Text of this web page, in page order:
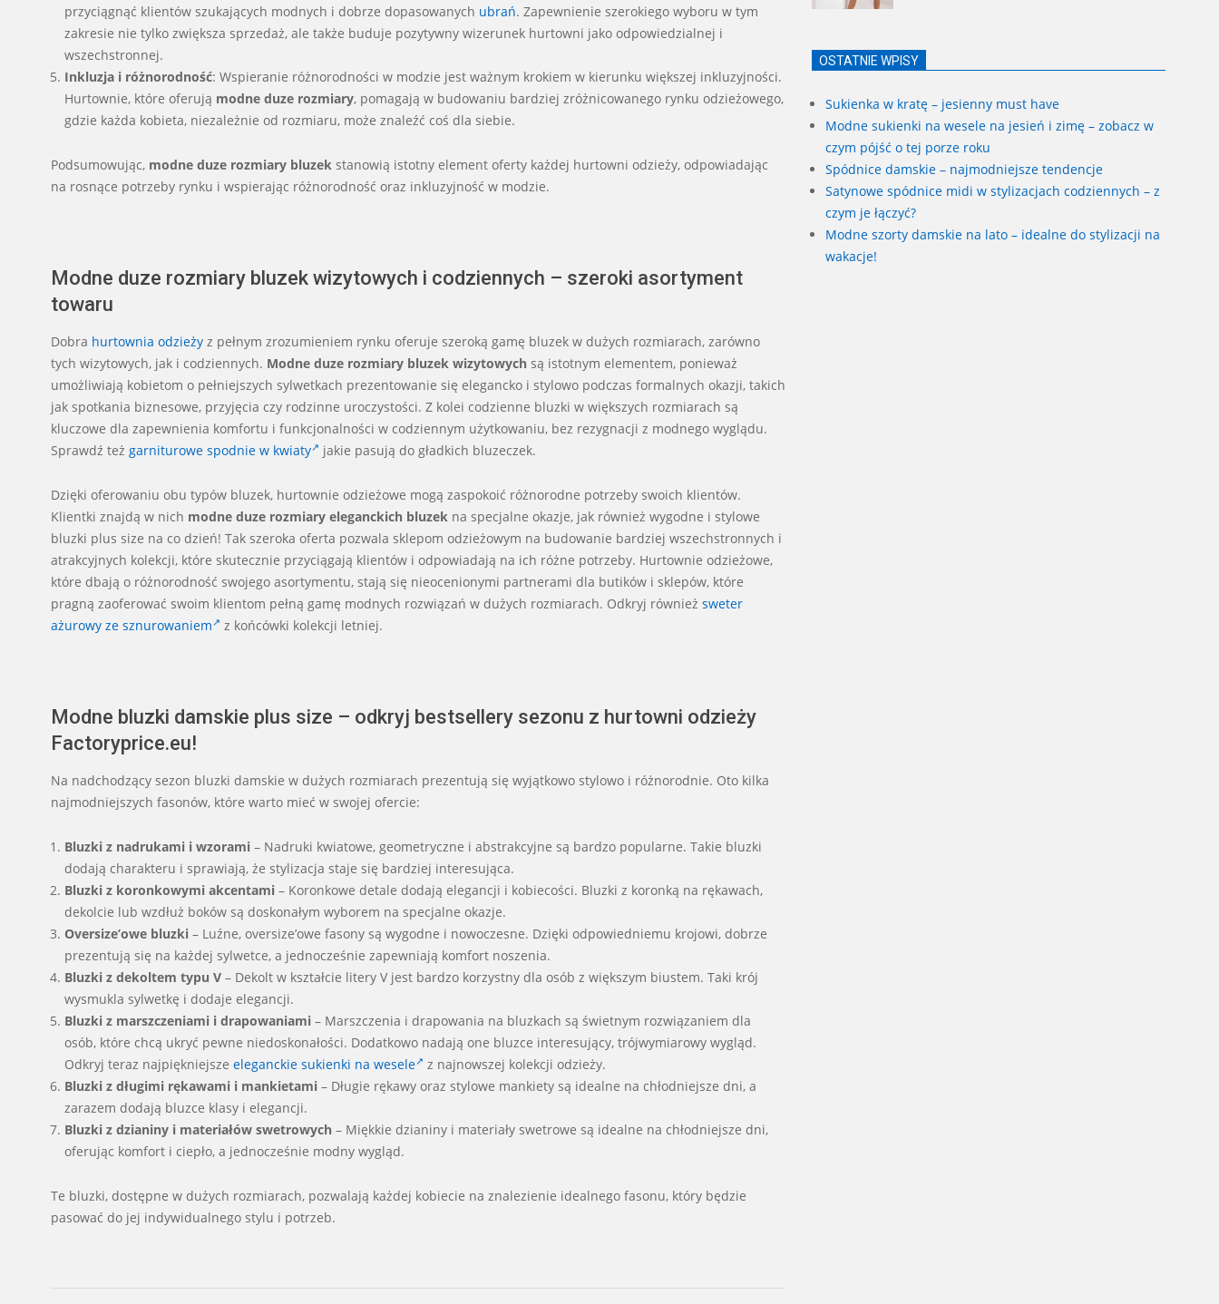
przyciągnąć klientów szukających modnych i dobrze dopasowanych ubrań. Zapewnienie szerokiego wyboru w tym
zakresie nie tylko zwiększa sprzedaż, ale także buduje pozytywny wizerunek hurtowni jako odpowiedzialnej i
wszechstronnej.
Inkluzja i różnorodność: Wspieranie różnorodności w modzie jest ważnym krokiem w kierunku większej inkluzyjności.
Hurtownie, które oferują modne duze rozmiary, pomagają w budowaniu bardziej zróżnicowanego rynku odzieżowego,
gdzie każda kobieta, niezależnie od rozmiaru, może znaleźć coś dla siebie.
Podsumowując, modne duze rozmiary bluzek stanowią istotny element oferty każdej hurtowni odzieży, odpowiadając
na rosnące potrzeby rynku i wspierając różnorodność oraz inkluzyjność w modzie.
Modne duze rozmiary bluzek wizytowych i codziennych – szeroki asortyment
towaru
Dobra hurtownia odzieży z pełnym zrozumieniem rynku oferuje szeroką gamę bluzek w dużych rozmiarach, zarówno
tych wizytowych, jak i codziennych. Modne duze rozmiary bluzek wizytowych są istotnym elementem, ponieważ
umożliwiają kobietom o pełniejszych sylwetkach prezentowanie się elegancko i stylowo podczas formalnych okazji, takich
jak spotkania biznesowe, przyjęcia czy rodzinne uroczystości. Z kolei codzienne bluzki w większych rozmiarach są
kluczowe dla zapewnienia komfortu i funkcjonalności w codziennym użytkowaniu, bez rezygnacji z modnego wyglądu.
Sprawdź też garniturowe spodnie w kwiaty jakie pasują do gładkich bluzeczek.
Dzięki oferowaniu obu typów bluzek, hurtownie odzieżowe mogą zaspokoić różnorodne potrzeby swoich klientów.
Klientki znajdą w nich modne duze rozmiary eleganckich bluzek na specjalne okazje, jak również wygodne i stylowe
bluzki plus size na co dzień! Tak szeroka oferta pozwala sklepom odzieżowym na budowanie bardziej wszechstronnych i
atrakcyjnych kolekcji, które skutecznie przyciągają klientów i odpowiadają na ich różne potrzeby. Hurtownie odzieżowe,
które dbają o różnorodność swojego asortymentu, stają się nieocenionymi partnerami dla butików i sklepów, które
pragną zaoferować swoim klientom pełną gamę modnych rozwiązań w dużych rozmiarach. Odkryj również sweter
ażurowy ze sznurowaniem
z końcówki kolekcji letniej.
Modne bluzki damskie plus size – odkryj bestsellery sezonu z hurtowni odzieży
Factoryprice.eu!
Na nadchodzący sezon bluzki damskie w dużych rozmiarach prezentują się wyjątkowo stylowo i różnorodnie. Oto kilka
najmodniejszych fasonów, które warto mieć w swojej ofercie:
Bluzki z nadrukami i wzorami – Nadruki kwiatowe, geometryczne i abstrakcyjne są bardzo popularne. Takie bluzki
dodają charakteru i sprawiają, że stylizacja staje się bardziej interesująca.
Bluzki z koronkowymi akcentami – Koronkowe detale dodają elegancji i kobiecości. Bluzki z koronką na rękawach,
dekolcie lub wzdłuż boków są doskonałym wyborem na specjalne okazje.
Oversize’owe bluzki – Luźne, oversize’owe fasony są wygodne i nowoczesne. Dzięki odpowiedniemu krojowi, dobrze
prezentują się na każdej sylwetce, a jednocześnie zapewniają komfort noszenia.
Bluzki z dekoltem typu V – Dekolt w kształcie litery V jest bardzo korzystny dla osób z większym biustem. Taki krój
wysmukla sylwetkę i dodaje elegancji.
Bluzki z marszczeniami i drapowaniami – Marszczenia i drapowania na bluzkach są świetnym rozwiązaniem dla
osób, które chcą ukryć pewne niedoskonałości. Dodatkowo nadają one bluzce interesujący, trójwymiarowy wygląd.
Odkryj teraz najpiękniejsze eleganckie sukienki na wesele
z najnowszej kolekcji odzieży.
Bluzki z długimi rękawami i mankietami – Długie rękawy oraz stylowe mankiety są idealne na chłodniejsze dni, a
zarazem dodają bluzce klasy i elegancji.
Bluzki z dzianiny i materiałów swetrowych – Miękkie dzianiny i materiały swetrowe są idealne na chłodniejsze dni,
oferując komfort i ciepło, a jednocześnie modny wygląd.
Te bluzki, dostępne w dużych rozmiarach, pozwalają każdej kobiecie na znalezienie idealnego fasonu, który będzie
pasować do jej indywidualnego stylu i potrzeb.
OSTATNIE WPISY
Sukienka w kratę – jesienny must have
Modne sukienki na wesele na jesień i zimę – zobacz w
czym pójść o tej porze roku
Spódnice damskie – najmodniejsze tendencje
Satynowe spódnice midi w stylizacjach codziennych – z
czym je łączyć?
Modne szorty damskie na lato – idealne do stylizacji na
wakacje!